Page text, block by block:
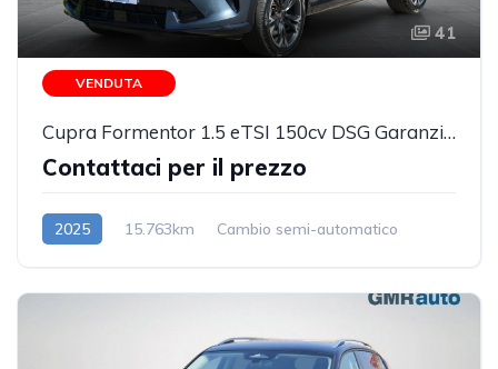
41
VENDUTA
Cupra Formentor 1.5 eTSI 150cv DSG Garanzia Cupra PREZZO REALE!!!!
Contattaci per il prezzo
2025 15.763km
Cambio semi-automatico